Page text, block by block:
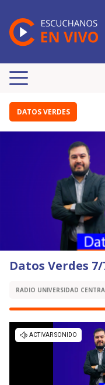
DATOS VERDES
Datos Verdes 7/
RADIO UNIVERSIDAD